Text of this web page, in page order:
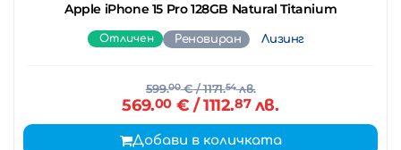
Apple iPhone 15 Pro 128GB Natural Titanium
Отличен Реновиран Лизинг
599.00€/ 1171.54лв.
569.00€ / 1112.87лв.
Добави в количката